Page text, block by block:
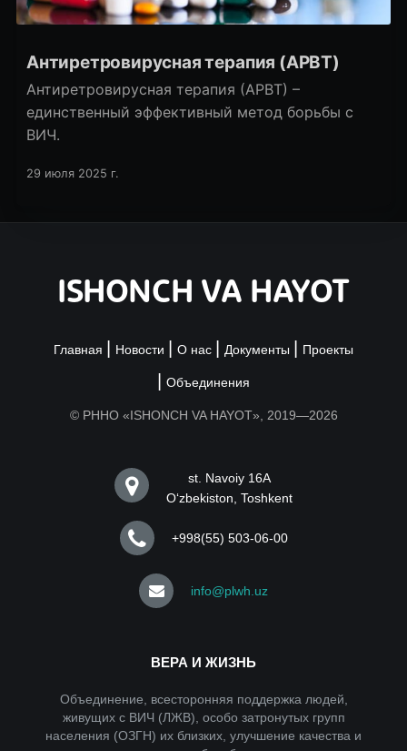
Антиретровирусная терапия (АРВТ)
Антиретровирусная терапия (АРВТ) –
единственный эффективный метод борьбы с
ВИЧ.
29 июля 2025 г.
ISHONCH VA HAYOT
Главная Новости О нас Документы Проекты
Объединения
© РННО «ISHONCH VA HAYOT», 2019—2026
st. Navoiy 16A
Oʻzbekiston, Toshkent
+998(55) 503-06-00
info@plwh.uz
ВЕРА И ЖИЗНЬ
Объединение, всесторонняя поддержка людей,
живущих с ВИЧ (ЛЖВ), особо затронутых групп
населения (ОЗГН) их близких, улучшение качества и